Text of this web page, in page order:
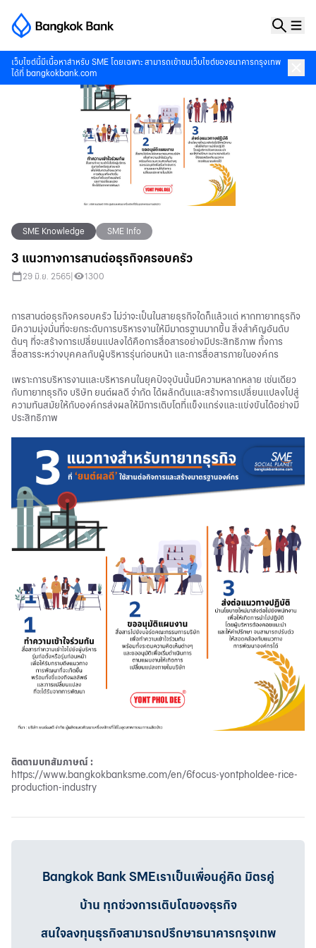
เว็บไซต์นี้มีเนื้อหาสำหรับ SME โดยเฉพาะ สามารถเข้าชมเว็บไซต์ของธนาคารกรุงเทพ
ได้ที่ bangkokbank.com
SME Knowledge SME Info
3 แนวทางการสานต่อธุรกิจครอบครัว
29 มิ.ย. 2565 1300
การสานต่อธุรกิจครอบครัว ไม่ว่าจะเป็นในสายธุรกิจใดก็แล้วแต่ หากทายาทธุรกิจ
มีความมุ่งมั่นที่จะยกระดับการบริหารงานให้มีมาตรฐานมากขึ้น สิ่งสำคัญอันดับ
ต้นๆ ที่จะสร้างการเปลี่ยนแปลงได้คือการสื่อสารอย่างมีประสิทธิภาพ ทั้งการ
สื่อสารระหว่างบุคคลกับผู้บริหารรุ่นก่อนหน้า และการสื่อสารภายในองค์กร
เพราะการบริหารงานและบริหารคนในยุคปัจจุบันนั้นมีความหลากหลาย เช่นเดียว
กับทายาทธุรกิจ บริษัท ยนต์ผลดี จำกัด ได้ผลักดันและสร้างการเปลี่ยนแปลงไปสู่
ความทันสมัยให้กับองค์กรส่งผลให้มีการเติบโตที่แข็งแกร่งและแข่งขันได้อย่างมี
ประสิทธิภาพ
ติตตามบทสัมภาษณ์ :
https://www.bangkokbanksme.com/en/6focus-yontpholdee-rice-
production-industry
Bangkok Bank SMEเราเป็นเพื่อนคู่คิด มิตรคู่
บ้าน ทุกช่วงการเติบโตของธุรกิจ
สนใจลงทุนธุรกิจสามารถปรึกษาธนาคารกรุงเทพ